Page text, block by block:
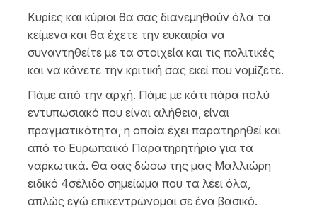
Κυρίες και κύριοι θα σας διανεμηθούν όλα τα
κείμενα και θα έχετε την ευκαιρία να
συναντηθείτε με τα στοιχεία και τις πολιτικές
και να κάνετε την κριτική σας εκεί που νομίζετε.
Πάμε από την αρχή. Πάμε με κάτι πάρα πολύ
εντυπωσιακό που είναι αλήθεια, είναι
πραγματικότητα, η οποία έχει παρατηρηθεί και
από το Ευρωπαϊκό Παρατηρητήριο για τα
ναρκωτικά. Θα σας δώσω της μας Μαλλιώρη
ειδικό 4σέλιδο σημείωμα που τα λέει όλα,
απλώς εγώ επικεντρώνομαι σε ένα βασικό.